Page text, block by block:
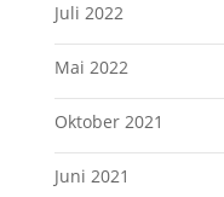
Juli 2022
Mai 2022
Oktober 2021
Juni 2021